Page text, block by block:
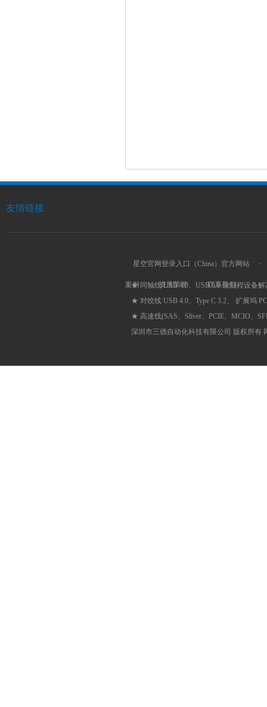
友情链接
星空官网登录入口（China）官方网站 ·
案例 · 资质荣誉 · 联系我们
★ 同轴线 USB 4.0、USB 5.0 全制程设备解
★ 对绞线 USB 4.0、Type C 3.2、 扩展坞
★ 高速线(SAS、Sliver、PCIE、MCIO、
深圳市三德自动化科技有限公司 版权所有